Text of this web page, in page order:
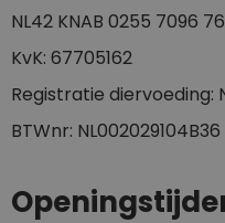
NL42 KNAB 0255 7096 76
KvK: 67705162
Registratie diervoeding:
BTWnr: NL002029104B36